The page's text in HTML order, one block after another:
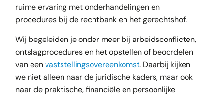
ruime ervaring met onderhandelingen en
procedures bij de rechtbank en het gerechtshof.
Wij begeleiden je onder meer bij arbeidsconflicten,
ontslagprocedures en het opstellen of beoordelen
van eenvaststellingsovereenkomst. Daarbij kijken
we niet alleen naar de juridische kaders, maar ook
naar de praktische, financiële en persoonlijke